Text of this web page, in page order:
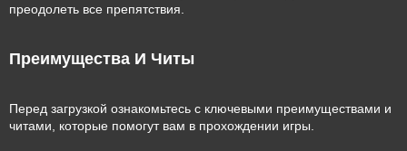
преодолеть все препятствия.
Преимущества И Читы
Перед загрузкой ознакомьтесь с ключевыми преимуществами и
читами, которые помогут вам в прохождении игры.